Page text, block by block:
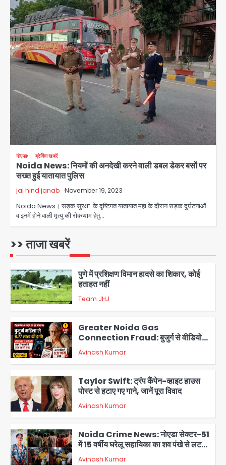
नोएडा ब्रेकिंग खबरें
Noida News: नियमों की अनदेखी करने वाली डबल डेकर बसों पर
सख्त हुई यातायात पुलिस
jai hind janab November 19, 2023
Noida News। सड़क सुरक्षा के दृष्टिगत यातायात महा के दौरान सड़क दुर्घटनाओं
व इनमें होने वाली मृत्यु की रोकथाम हेतु…
>> ताजा खबरें
2
पुणे में प्रशिक्षण विमान हादसे का शिकार, कोई
हताहत नहीं
Team JHJ
3
Greater Noida Gas
Connection Fraud: बुजुर्ग से वीडियो
कॉल पर 9.77 लाख की साइबर फ्रॉड
Avinash Kumar
4
Taylor Swift: ट्रंप कैंपेन-व्हाइट हाउस
पोस्ट से हटाए गए गाने, जानें पूरा विवाद
Avinash Kumar
Noida Crime News: नोएडा सेक्टर-51
में 15 वर्षीय घरेलू सहायिका का शव पंखे से लटका
मिला
Avinash Kumar
1
Baramati Airport Plane Crash:
2
पुणे में प्रशिक्षण विमान हादसे का शिकार, कोई
हताहत नहीं
Team JHJ
3
Greater Noida Gas
Connection Fraud: बुजुर्ग से वीडियो
कॉल पर 9.77 लाख की साइबर फ्रॉड
Avinash Kumar
4
Taylor Swift: ट्रंप कैंपेन-व्हाइट हाउस
पोस्ट से हटाए गए गाने, जानें पूरा विवाद
Avinash Kumar
Noida Crime News: नोएडा सेक्टर-51
में 15 वर्षीय घरेलू सहायिका का शव पंखे से लटका
मिला
Avinash Kumar